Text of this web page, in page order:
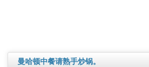
曼哈顿中餐请熟手炒锅。